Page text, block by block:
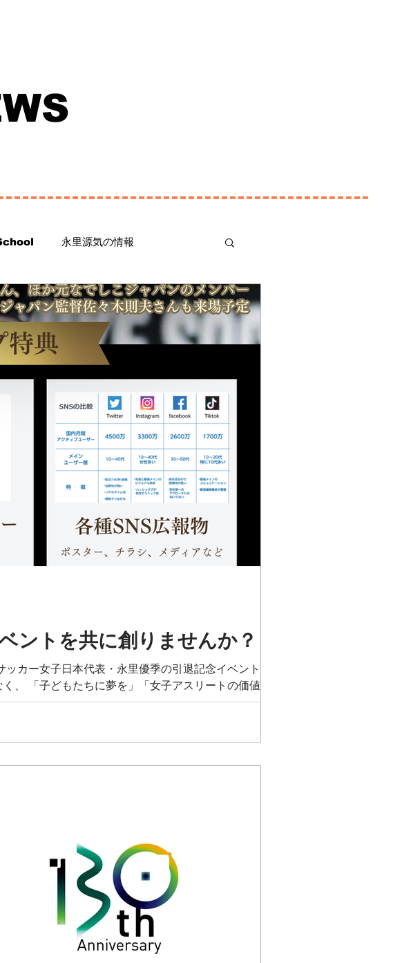
永里源気の情報
ントを共に創りませんか？
カー女子日本代表・永里優季の引退記念イベントを開催
、 「子どもたちに夢を」「女子アスリートの価値向上